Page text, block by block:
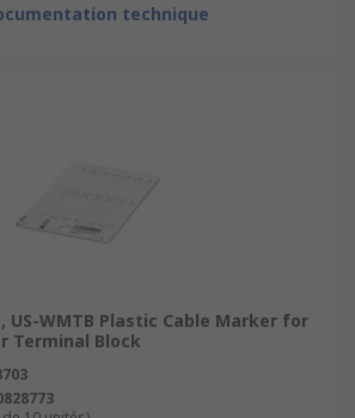
technique
US-WMTB Plastic Cable Marker for
Terminal Block